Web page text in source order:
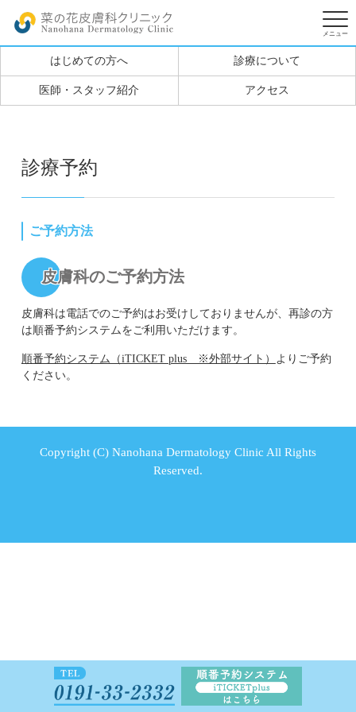
はじめての方へ 診療について
医師・スタッフ紹介 アクセス
診療予約
ご予約方法
皮膚科のご予約方法
皮膚科は電話でのご予約はお受けしておりませんが、再診の方
は順番予約システムをご利用いただけます。
順番予約システム（iTICKET plus ※外部サイト） よりご予約
ください。
Copyright (C) Nanohana Dermatology Clinic All Rights
Reserved.